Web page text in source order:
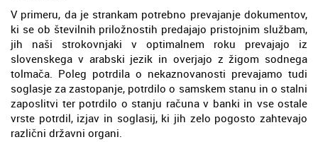
V primeru, da je strankam potrebno prevajanje dokumentov,
ki se ob številnih priložnostih predajajo pristojnim službam,
jih naši strokovnjaki v optimalnem roku prevajajo iz
slovenskega v arabski jezik in overjajo z žigom sodnega
tolmača. Poleg potrdila o nekaznovanosti prevajamo tudi
soglasje za zastopanje, potrdilo o samskem stanu in o stalni
zaposlitvi ter potrdilo o stanju računa v banki in vse ostale
vrste potrdil, izjav in soglasij, ki jih zelo pogosto zahtevajo
različni državni organi.